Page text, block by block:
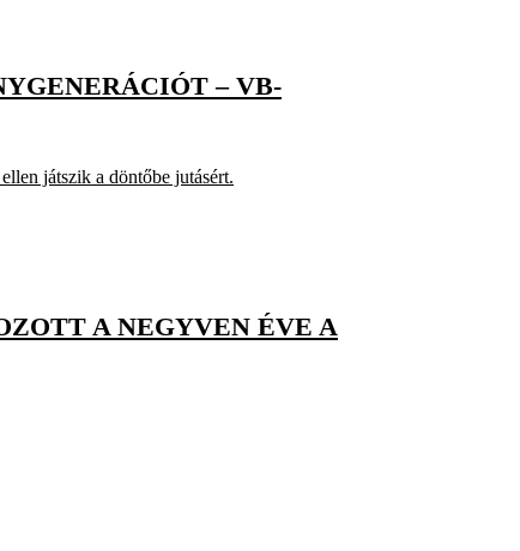
– VB-
játszik a döntőbe jutásért.
A NEGYVEN ÉVE A